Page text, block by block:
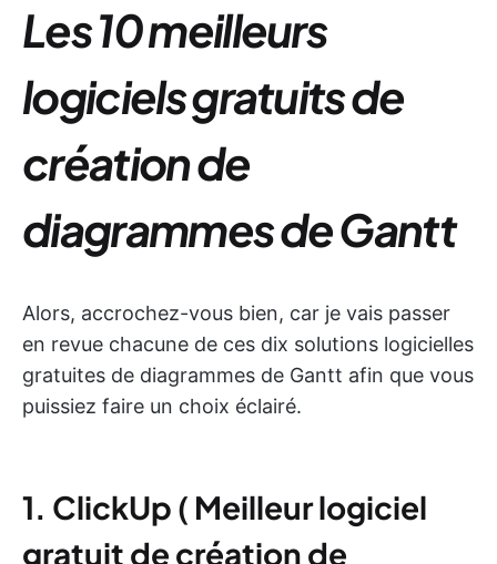
Les 10 meilleurs
logiciels gratuits de
création de
diagrammes de Gantt
Alors, accrochez-vous bien, car je vais passer
en revue chacune de ces dix solutions logicielles
gratuites de diagrammes de Gantt afin que vous
puissiez faire un choix éclairé.
1. ClickUp ( Meilleur logiciel
gratuit de création de